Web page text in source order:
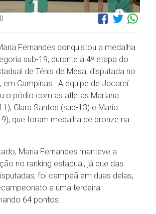
Fernandes conquistou a medalha
sub-19, durante a 4ª etapa do
de Tênis de Mesa, disputada no
em Campinas . A equipe de Jacareí
o pódio com as atletas Mariana
Clara Santos (sub-13) e Maria
que foram medalha de bronze na
Maria Fernandes manteve a
no ranking estadual, já que das
foi campeã em duas delas,
e uma terceira
64 pontos.